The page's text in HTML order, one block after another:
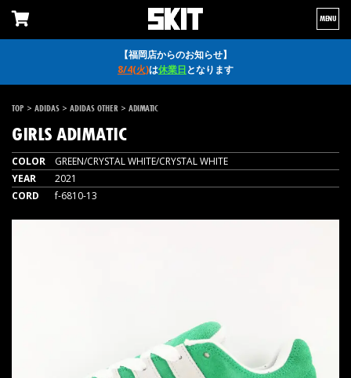
【福岡店からのお知らせ】
8/4(火)は休業日となります
MENU
TOP > ADIDAS > ADIDAS OTHER > ADIMATIC
GIRLS ADIMATIC
COLOR
GREEN/CRYSTAL WHITE/CRYSTAL WHITE
YEAR
2021
CORD
f-6810-13